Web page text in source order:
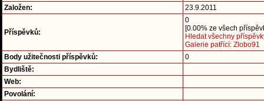
Založen:
23.9.2011
Příspěvků:
0
[0.00% ze všech
Hledat všechny
Galerie patřící: Zlobo91
Body užitečnosti příspěvků:
0
Bydliště:
Web:
Povolání: